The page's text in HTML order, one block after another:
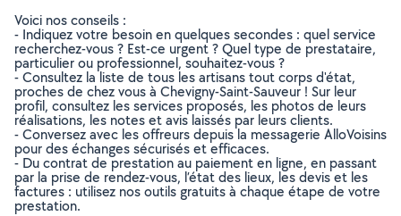
Voici nos conseils :
- Indiquez votre besoin en quelques secondes : quel service
recherchez-vous ? Est-ce urgent ? Quel type de prestataire,
particulier ou professionnel, souhaitez-vous ?
- Consultez la liste de tous les artisans tout corps d'état,
proches de chez vous à Chevigny-Saint-Sauveur ! Sur leur
profil, consultez les services proposés, les photos de leurs
réalisations, les notes et avis laissés par leurs clients.
- Conversez avec les offreurs depuis la messagerie AlloVoisins
pour des échanges sécurisés et efficaces.
- Du contrat de prestation au paiement en ligne, en passant
par la prise de rendez-vous, l’état des lieux, les devis et les
factures : utilisez nos outils gratuits à chaque étape de votre
prestation.